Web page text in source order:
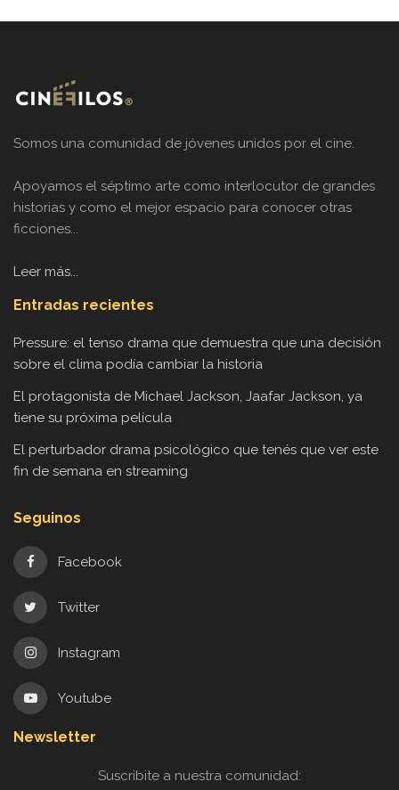
Somos una comunidad de jóvenes unidos por el cine.
Apoyamos el séptimo arte como interlocutor de grandes
historias y como el mejor espacio para conocer otras
ficciones...
Leer más...
Entradas recientes
Pressure: el tenso drama que demuestra que una decisión
sobre el clima podía cambiar la historia
El protagonista de Michael Jackson, Jaafar Jackson, ya
tiene su próxima película
El perturbador drama psicológico que tenés que ver este
fin de semana en streaming
Seguinos
Facebook
Twitter
Instagram
Youtube
Newsletter
Suscribite a nuestra comunidad: